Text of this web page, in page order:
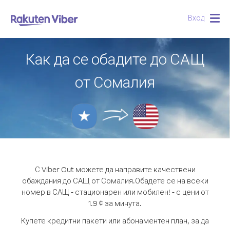
Вход
Как да се обадите до САЩ
от Сомалия
С Viber Out можете да направите качествени
обаждания до САЩ от Сомалия.Обадете се на всеки
номер в САЩ - стационарен или мобилен! - с цени от
1.9 ¢ за минута.
Купете кредитни пакети или абонаментен план, за да